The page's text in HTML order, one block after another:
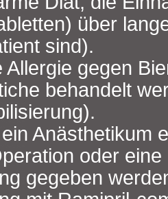
über
sind).
Allergie gegen
behandelt
Anästhetikum
oder
gegeben